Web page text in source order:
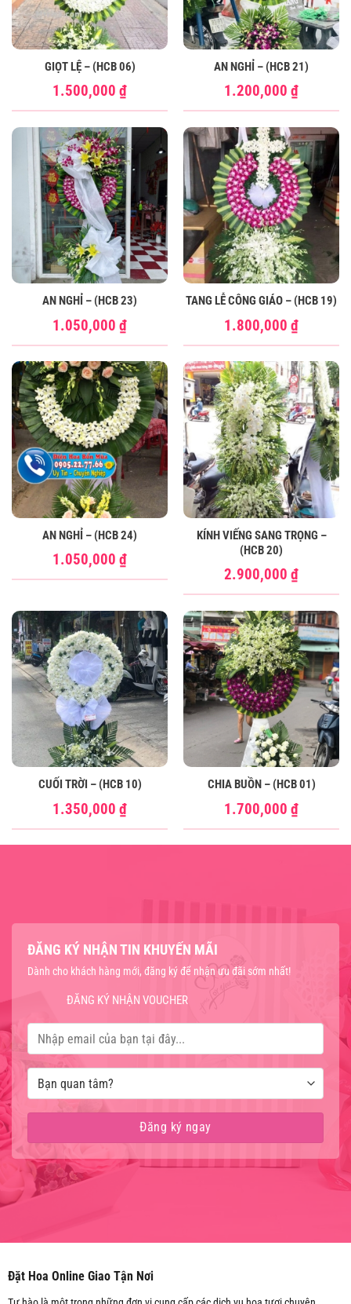
GIỌT LỆ – (HCB 06)
1.500,000 ₫
AN NGHỈ – (HCB 21)
1.200,000 ₫
AN NGHỈ – (HCB 23)
1.050,000 ₫
TANG LỄ CÔNG GIÁO – (HCB 19)
1.800,000 ₫
AN NGHỈ – (HCB 24)
1.050,000 ₫
KÍNH VIẾNG SANG TRỌNG –
(HCB 20)
2.900,000 ₫
CUỐI TRỜI – (HCB 10)
1.350,000 ₫
CHIA BUỒN – (HCB 01)
1.700,000 ₫
ĐĂNG KÝ NHẬN TIN KHUYẾN MÃI
Dành cho khách hàng mới, đăng ký để nhận ưu đãi sớm nhất!
ĐĂNG KÝ NHẬN VOUCHER
Đặt Hoa Online Giao Tận Nơi